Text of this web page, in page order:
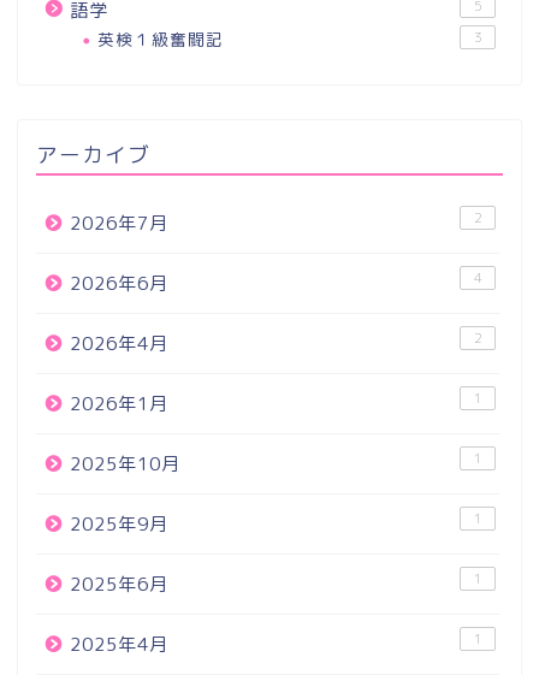
語学 5
英検１級奮闘記 3
アーカイブ
2026年7月 2
2026年6月 4
2026年4月 2
2026年1月 1
2025年10月 1
2025年9月 1
2025年6月 1
2025年4月 1